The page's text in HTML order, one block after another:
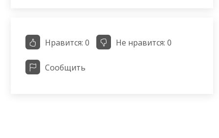
Нравится: 0 Не нравится: 0
Сообщить